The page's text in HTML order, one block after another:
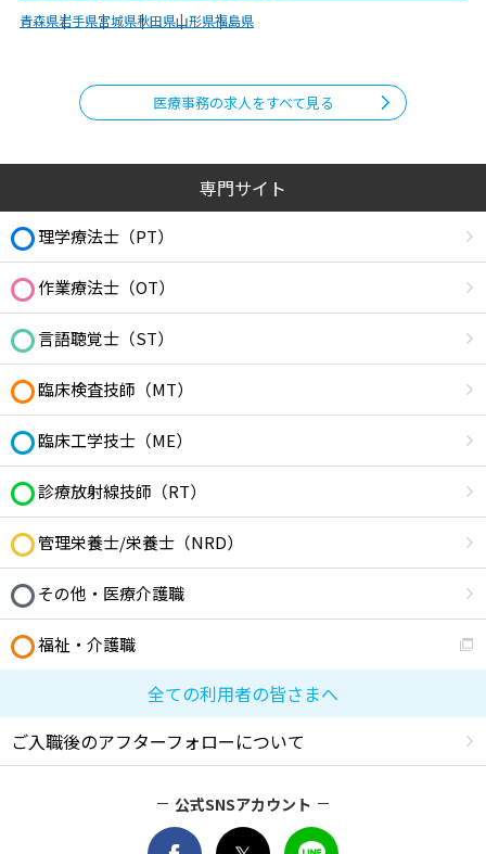
青森県岩手県宮城県秋田県山形県福島県
医療事務の求人をすべて見る
専門サイト
理学療法士（PT）
作業療法士（OT）
言語聴覚士（ST）
臨床検査技師（MT）
臨床工学技士（ME）
診療放射線技師（RT）
管理栄養士/栄養士（NRD）
その他・医療介護職
福祉・介護職
全ての利用者の皆さまへ
ご入職後のアフターフォローについて
公式SNSアカウント